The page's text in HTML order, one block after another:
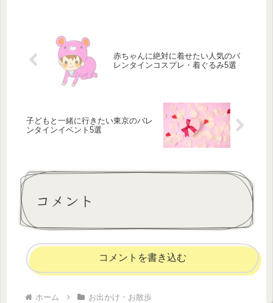
赤ちゃんに絶対に着せたい人気のバ
レンタインコスプレ・着ぐるみ5選
子どもと一緒に行きたい東京のバレ
ンタインイベント5選
コメント
コメントを書き込む
ホーム お出かけ・お散歩